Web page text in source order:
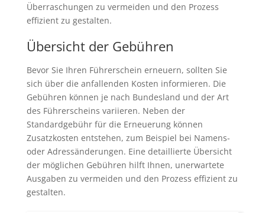
Überraschungen zu vermeiden und den Prozess
effizient zu gestalten.
Übersicht der Gebühren
Bevor Sie Ihren Führerschein erneuern, sollten Sie
sich über die anfallenden Kosten informieren. Die
Gebühren können je nach Bundesland und der Art
des Führerscheins variieren. Neben der
Standardgebühr für die Erneuerung können
Zusatzkosten entstehen, zum Beispiel bei Namens-
oder Adressänderungen. Eine detaillierte Übersicht
der möglichen Gebühren hilft Ihnen, unerwartete
Ausgaben zu vermeiden und den Prozess effizient zu
gestalten.